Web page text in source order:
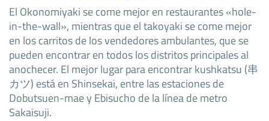
El Okonomiyaki se come mejor en restaurantes «hole-
in-the-wall», mientras que el takoyaki se come mejor
en los carritos de los vendedores ambulantes, que se
pueden encontrar en todos los distritos principales al
anochecer. El mejor lugar para encontrar kushkatsu (串
カツ) está en Shinsekai, entre las estaciones de
Dobutsuen-mae y Ebisucho de la línea de metro
Sakaisuji.